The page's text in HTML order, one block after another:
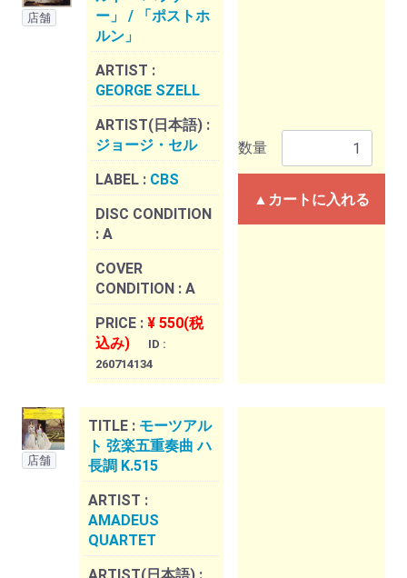
店舗
ー」 / 「ポストホ
ルン」
ARTIST :
GEORGE SZELL
ARTIST(日本語) :
ジョージ・セル
LABEL : CBS
DISC CONDITION
: A
COVER
CONDITION : A
PRICE : ¥ 550(税
込み)
ID :
260714134
数量
▲カートに入れる
店舗
TITLE : モーツアル
ト 弦楽五重奏曲 ハ
長調 K.515
ARTIST :
AMADEUS
QUARTET